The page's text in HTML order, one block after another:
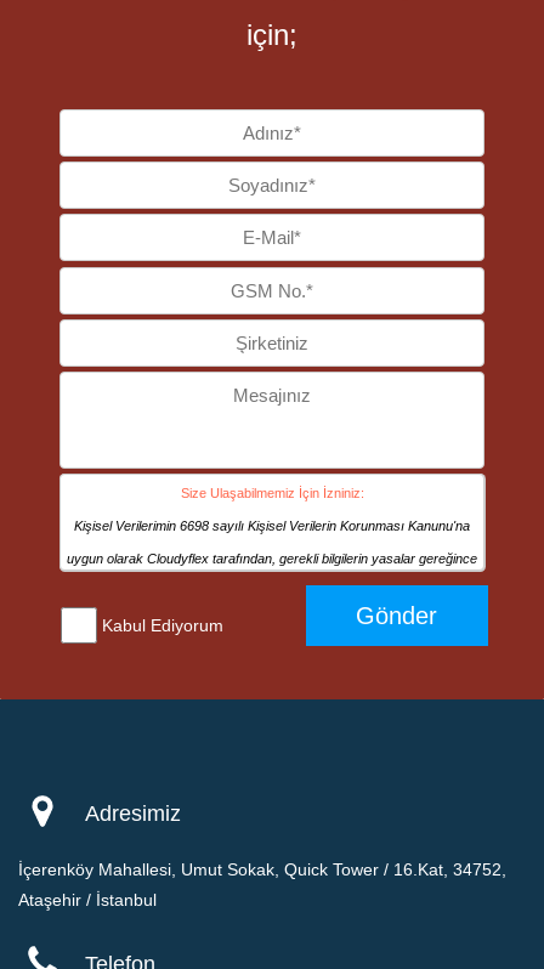
için;
Size Ulaşabilmemiz İçin İzniniz:
Kişisel Verilerimin 6698 sayılı Kişisel Verilerin Korunması Kanunu'na
uygun olarak Cloudyflex tarafından, gerekli bilgilerin yasalar gereğince
üreticilerden ürün ve/veya hizmet tedariki sağlaması ve/veya bu konuda
iş ilişkisine bağlı fiili gereklilikler halinde yurtiçi veya yurtdışındaki
Kabul Ediyorum Gönder
Adresimiz
İçerenköy Mahallesi, Umut Sokak, Quick Tower / 16.Kat, 34752,
Ataşehir / İstanbul